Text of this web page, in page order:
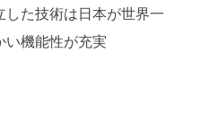
した技術は日本が世界一
い機能性が充実